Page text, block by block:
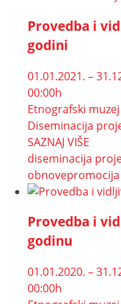
Provedba i
godini
01.01.2021. –
00:00h
Etnografski muzej
Diseminacija
SAZNAJ VIŠE
diseminacija
obnovepromocija
Provedba i
godinu
01.01.2020. –
00:00h